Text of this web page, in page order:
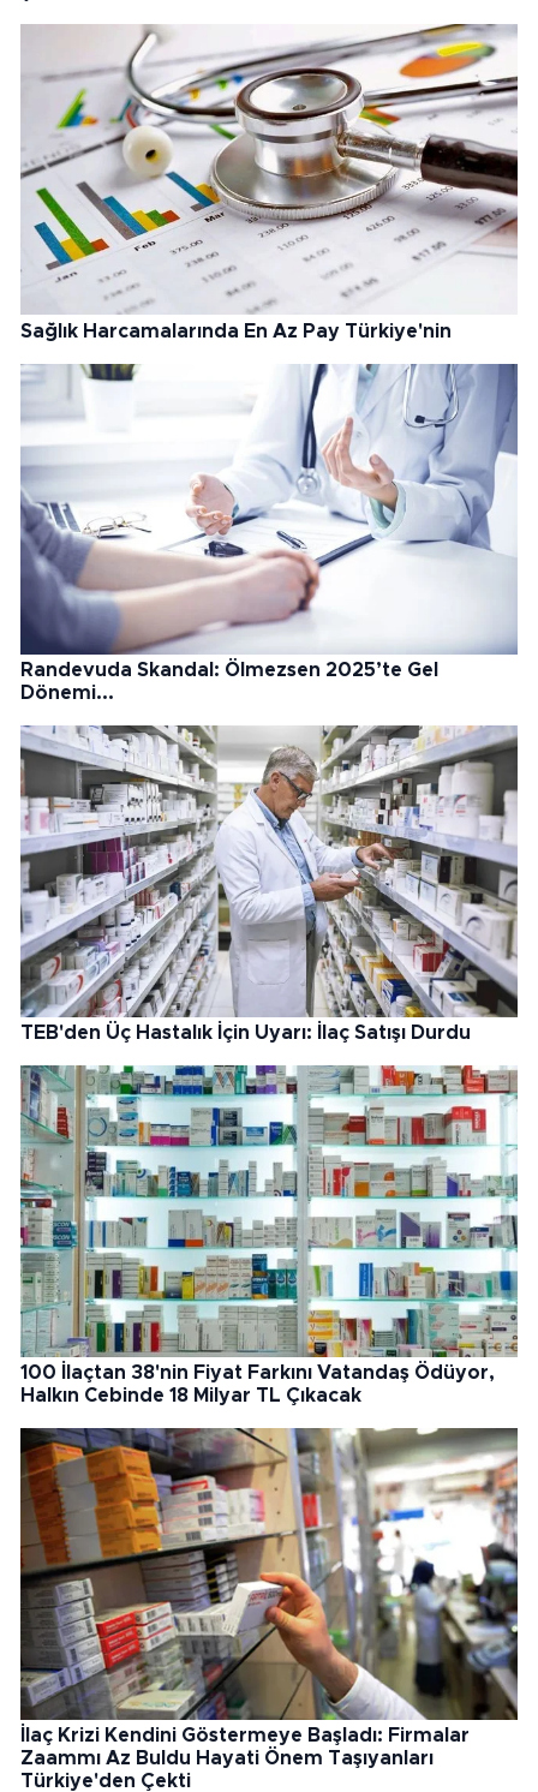
Sağlık Harcamalarında En Az Pay Türkiye'nin
Randevuda Skandal: Ölmezsen 2025’te Gel
Dönemi...
TEB'den Üç Hastalık İçin Uyarı: İlaç Satışı Durdu
100 İlaçtan 38'nin Fiyat Farkını Vatandaş Ödüyor,
Halkın Cebinde 18 Milyar TL Çıkacak
İlaç Krizi Kendini Göstermeye Başladı: Firmalar
Zaammı Az Buldu Hayati Önem Taşıyanları
Türkiye'den Çekti